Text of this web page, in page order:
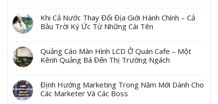
Khi Cả Nước Thay Đổi Địa Giới Hành Chính – Cả
Bầu Trời Ký Ức Từ Những Cái Tên
Quảng Cáo Màn Hình LCD Ở Quán Cafe – Một
Kênh Quảng Bá Đến Thị Trường Ngách
Định Hướng Marketing Trong Năm Mới Dành Cho
Các Marketer Và Các Boss